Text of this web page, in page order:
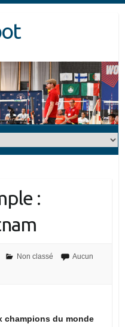
:
Non classé
Aucun
champions du monde